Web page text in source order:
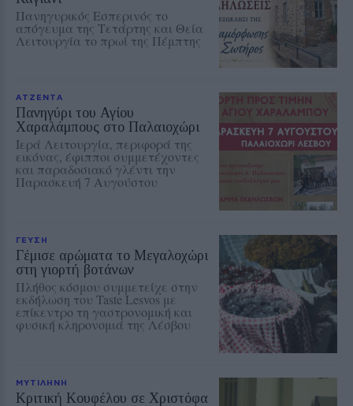
Πανηγυρικός Εσπερινός το
απόγευμα της Τετάρτης και Θεία
Λειτουργία το πρωί της Πέμπτης
ΑΤΖΕΝΤΑ
Πανηγύρι του Αγίου
Χαραλάμπους στο Παλαιοχώρι
Ιερά Λειτουργία, περιφορά της
εικόνας, έφιπποι συμμετέχοντες
και παραδοσιακό γλέντι την
Παρασκευή 7 Αυγούστου
ΓΕΥΣΗ
Γέμισε αρώματα το Μεγαλοχώρι
στη γιορτή βοτάνων
Πλήθος κόσμου συμμετείχε στην
εκδήλωση του Taste Lesvos με
επίκεντρο τη γαστρονομική και
φυσική κληρονομιά της Λέσβου
ΜΥΤΙΛΗΝΗ
Κριτική Κουφέλου σε Χριστόφα